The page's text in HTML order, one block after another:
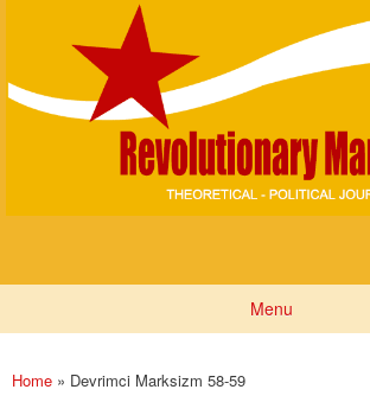
content
Marksizm
Menu
You are here
Home » Devrimci Marksizm 58-59